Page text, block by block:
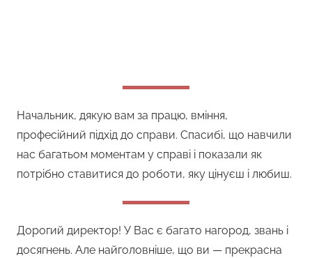
Начальник, дякую вам за працю, вміння,
професійний підхід до справи. Спасибі, що навчили
нас багатьом моментам у справі і показали як
потрібно ставитися до роботи, яку цінуєш і любиш.
Дорогий директор! У Вас є багато нагород, звань і
досягнень. Але найголовніше, що ви — прекрасна